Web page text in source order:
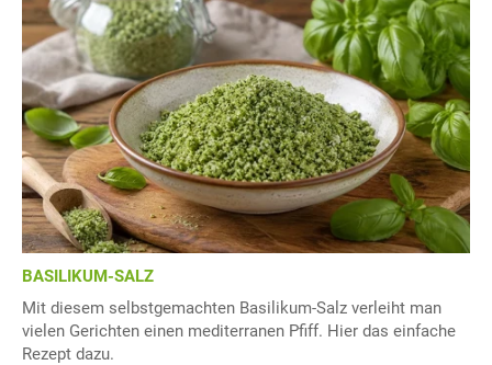
BASILIKUM-SALZ
Mit diesem selbstgemachten Basilikum-Salz verleiht man
vielen Gerichten einen mediterranen Pfiff. Hier das einfache
Rezept dazu.